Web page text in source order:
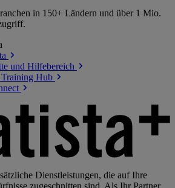
in 150+ Ländern und über 1 Mio.
und Hilfebereich
Hub
Dienstleistungen, die auf Ihre
zugeschnitten sind. Als Ihr Partner